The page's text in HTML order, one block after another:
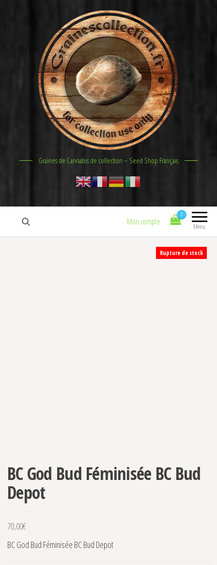
Graines de Cannabis de collection – Seed Shop Français
Menu
0
Mon compte
BC God Bud Féminisée BC Bud
Depot
70,00€
Rupture de stock
BC God Bud Féminisée BC Bud Depot